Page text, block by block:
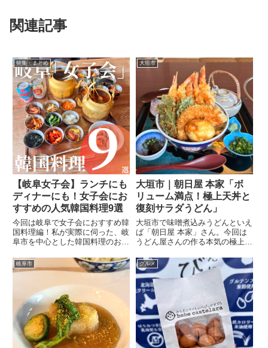
関連記事
特集・まとめ
【岐阜女子会】ランチにも
ディナーにも！女子会にお
すすめの人気韓国料理9選
今回は岐阜で女子会におすすめ韓
国料理編！私が実際に伺った、岐
阜市を中心とした韓国料理のお店
理が食べたい！そんな時に、ぜひ
参考にしてください。
大垣市
大垣市｜朝日屋 本家「ボ
リューム満点！極上天丼と
復刻サラダうどん」
大垣市で味噌煮込みうどんといえ
ば「朝日屋 本家」さん。今回は
うどん屋さんの作る本気の極上天
ラダうどんをいただいてきたので
ご紹介！創業60年の地域に愛さ
れるうどん屋大垣市にある「朝日
屋 本家」さん。創業60年の地...
岐阜市 グルメ